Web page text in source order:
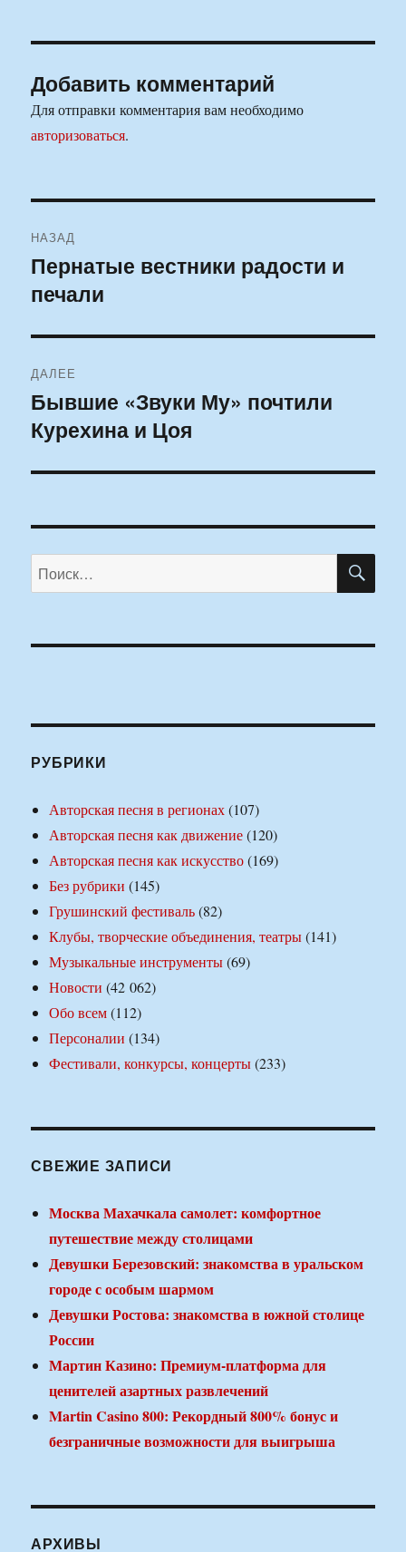
Добавить комментарий
Для отправки комментария вам необходимо
авторизоваться.
по
записям
НАЗАД
Предыдущая
запись:
Пернатые вестники радости и
печали
ДАЛЕЕ
Следующая
запись:
Бывшие «Звуки Му» почтили
Курехина и Цоя
Искать:
РУБРИКИ
Авторская песня в регионах(107)
Авторская песня как движение(120)
Авторская песня как искусство(169)
Без рубрики (145)
Грушинский фестиваль(82)
Клубы, творческие объединения, театры(141)
Музыкальные инструменты(69)
Новости (42 062)
Обо всем(112)
Персоналии (134)
Фестивали, конкурсы, концерты(233)
СВЕЖИЕ ЗАПИСИ
Москва Махачкала самолет: комфортное
путешествие между столицами
Девушки Березовский: знакомства в уральском
городе с особым шармом
Девушки Ростова: знакомства в южной столице
России
Мартин Казино: Премиум-платформа для
ценителей азартных развлечений
Martin Casino 800: Рекордный 800% бонус и
безграничные возможности для выигрыша
АРХИВЫ